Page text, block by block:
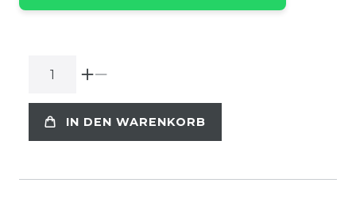
IN DEN WARENKORB